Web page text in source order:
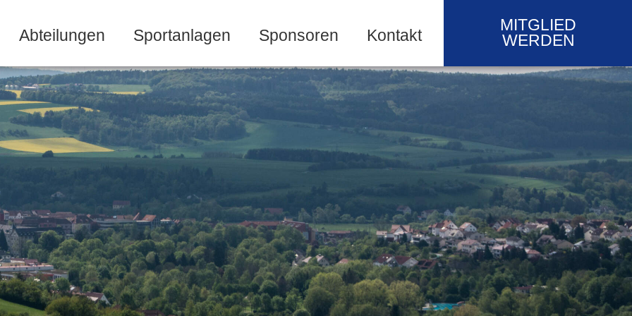
Abteilungen Sportanlagen Sponsoren Kontakt
MITGLIED
WERDEN